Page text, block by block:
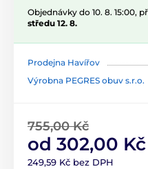
Objednávky do 10. 8. 15:00,
středu 12. 8.
Prodejna Havířov
Výrobna PEGRES obuv s.r.o.
755,00 Kč
od 302,00 Kč
249,59 Kč bez DPH